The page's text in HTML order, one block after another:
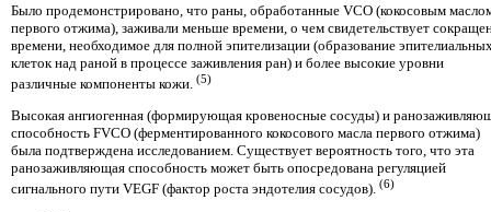
Было продемонстрировано, что раны, обработанные VCO (кокосовым
первого отжима), заживали меньше времени, о чем свидетельствует
времени, необходимое для полной эпителизации (образование
клеток над раной в процессе заживления ран) и более высокие уровни
различные компоненты кожи. (5)
Высокая ангиогенная (формирующая кровеносные сосуды) и
способность FVCO (ферментированного кокосового масла первого отжима)
была подтверждена исследованием. Существует вероятность того, что эта
ранозаживляющая способность может быть опосредована регуляцией
сигнального пути VEGF (фактор роста эндотелия сосудов). (6)